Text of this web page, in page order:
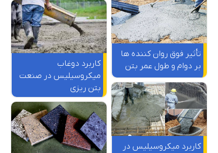
تأثیر فوق روان کننده‌ ها
بر دوام و طول عمر بتن
کاربرد دوغاب
میکروسیلیس در صنعت
بتن ریزی
کاربرد میکروسیلیس در